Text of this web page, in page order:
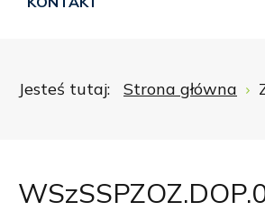
Jesteś tutaj: Strona główna